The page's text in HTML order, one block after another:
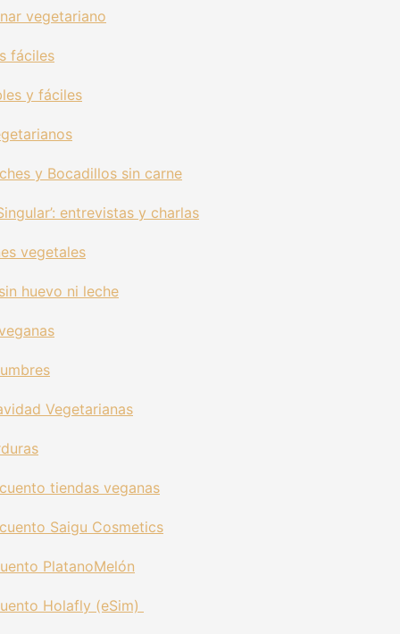
vegetariano
fáciles
y fáciles
y Bocadillos sin carne
entrevistas y charlas
vegetales
huevo ni leche
Vegetarianas
tiendas veganas
Saigu Cosmetics
PlatanoMelón
Holafly (eSim)